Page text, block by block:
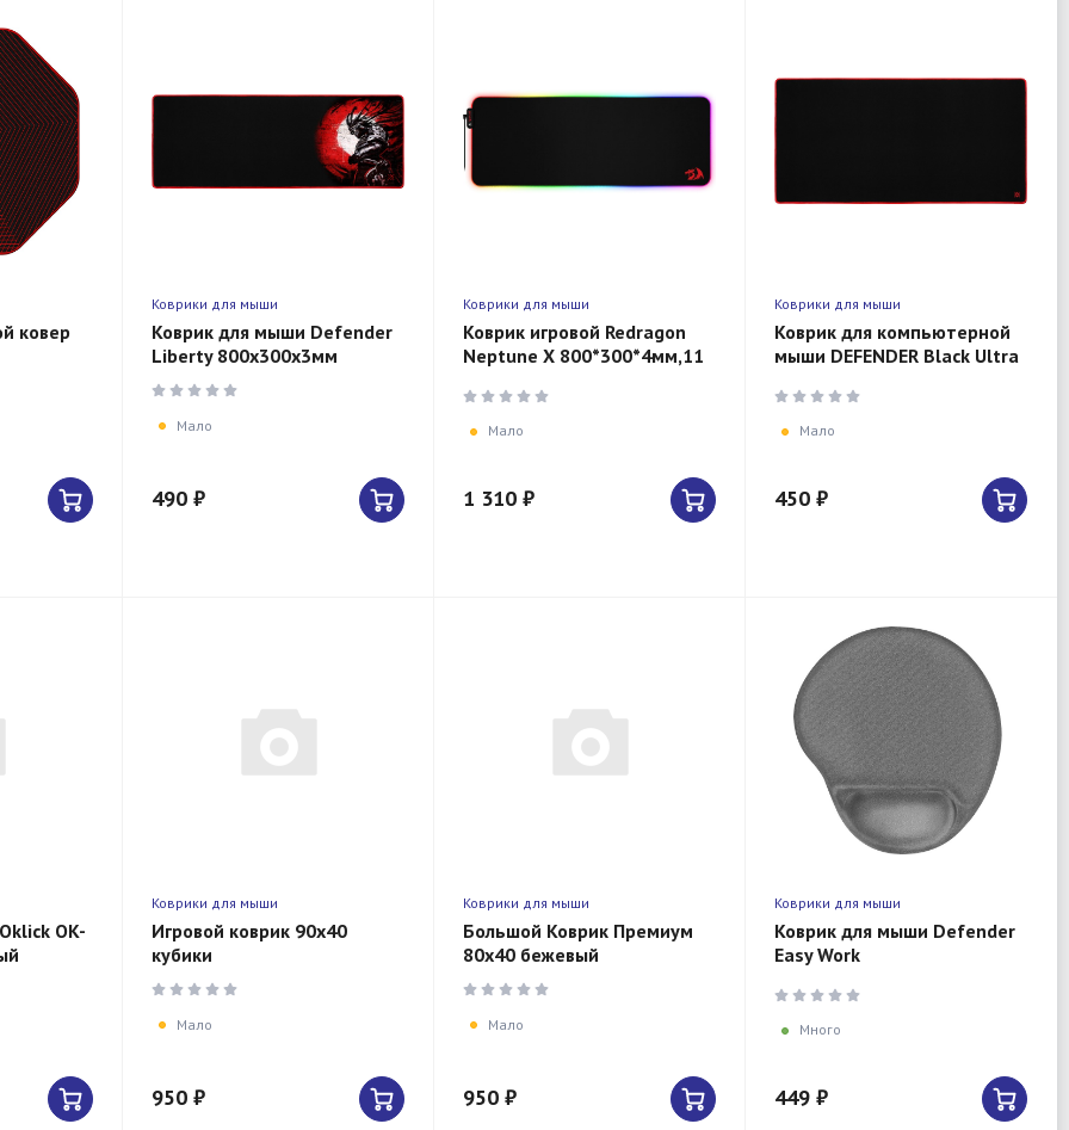
ковер
Коврики для мыши
Коврик для мыши Defender
Liberty 800х300х3мм
Мало
490 ₽
Коврики для мыши
Коврик игровой Redragon
Neptune X 800*300*4мм,11
Мало
1 310 ₽
Коврики для мыши
Коврик для компьютерной
мыши DEFENDER Black Ultra
Мало
450 ₽
OK-
Коврики для мыши
Игровой коврик 90х40
кубики
Мало
950 ₽
Коврики для мыши
Большой Коврик Премиум
80х40 бежевый
Мало
950 ₽
Коврики для мыши
Коврик для мыши Defender
Easy Work
Много
449 ₽